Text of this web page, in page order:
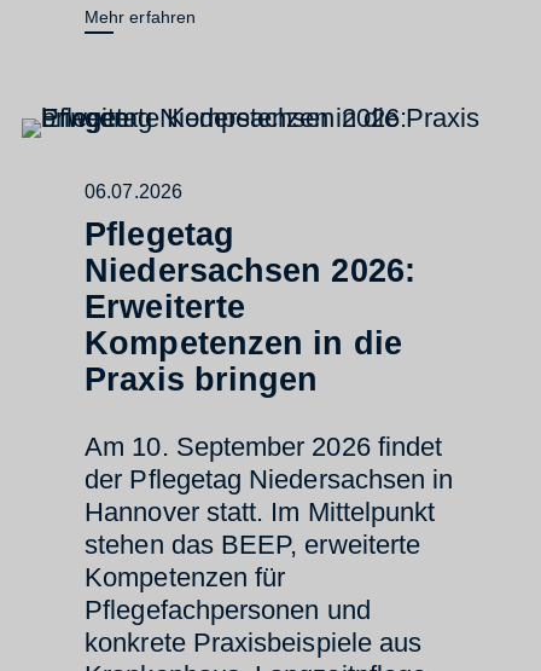
Mehr erfahren
06.07.2026
Pflegetag
Niedersachsen 2026:
Erweiterte
Kompetenzen in die
Praxis bringen
Am 10. September 2026 findet
der Pflegetag Niedersachsen in
Hannover statt. Im Mittelpunkt
stehen das BEEP, erweiterte
Kompetenzen für
Pflegefachpersonen und
konkrete Praxisbeispiele aus